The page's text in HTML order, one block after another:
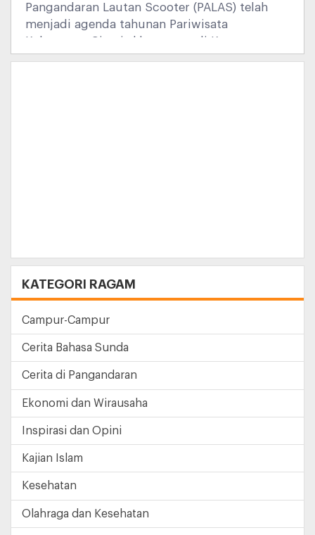
Pangandaran Lautan Scooter (PALAS) telah
menjadi agenda tahunan Pariwisata
Kabupaten Ciamis khususnya di Kecamatan
Pangandaran, yang diselenggarakan setiap
KATEGORI RAGAM
Campur-Campur
Cerita Bahasa Sunda
Cerita di Pangandaran
Ekonomi dan Wirausaha
Inspirasi dan Opini
Kajian Islam
Kesehatan
Olahraga dan Kesehatan